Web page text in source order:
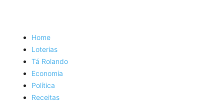
Home
Loterias
Tá Rolando
Economia
Política
Receitas